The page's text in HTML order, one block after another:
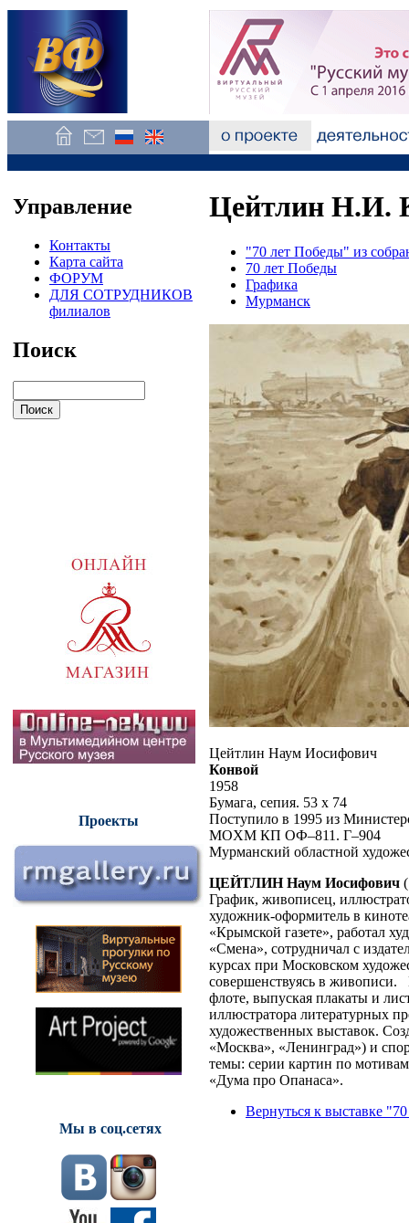
Управление
Контакты
Карта сайта
ФОРУМ
ДЛЯ СОТРУДНИКОВ
филиалов
Поиск
Проекты
Мы в соц.сетях
Цейтлин Н.И.
"70 лет Победы" из
70 лет Победы
Графика
Мурманск
Цейтлин Наум Иосифович
Конвой
1958
Бумага, сепия. 53 x 74
Поступило в 1995 из
MOXM КП ОФ–811. Г–904
Мурманский областной
ЦЕЙТЛИН Наум Иосифович
График, живописец,
художник-оформитель в
«Крымской газете», работал
«Смена», сотрудничал с
курсах при Московском
совершенствуясь в
флоте, выпуская плакаты и
иллюстратора литературных
художественных выставок.
«Москва», «Ленинград») и
темы: серии картин по
«Дума про Опанаса».
Вернуться к выставке